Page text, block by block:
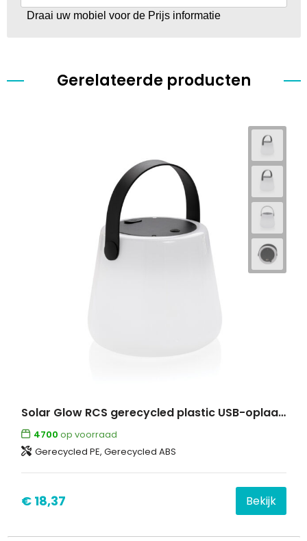
Draai uw mobiel voor de Prijs informatie
Gerelateerde producten
Solar Glow RCS gerecycled plastic USB-oplaadbare buitenlamp
4700 op voorraad
Gerecycled PE, Gerecycled ABS
€ 18,37 Bekijk